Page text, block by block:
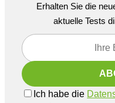
Erhalten Sie die
aktuelle Tests
Ich habe die